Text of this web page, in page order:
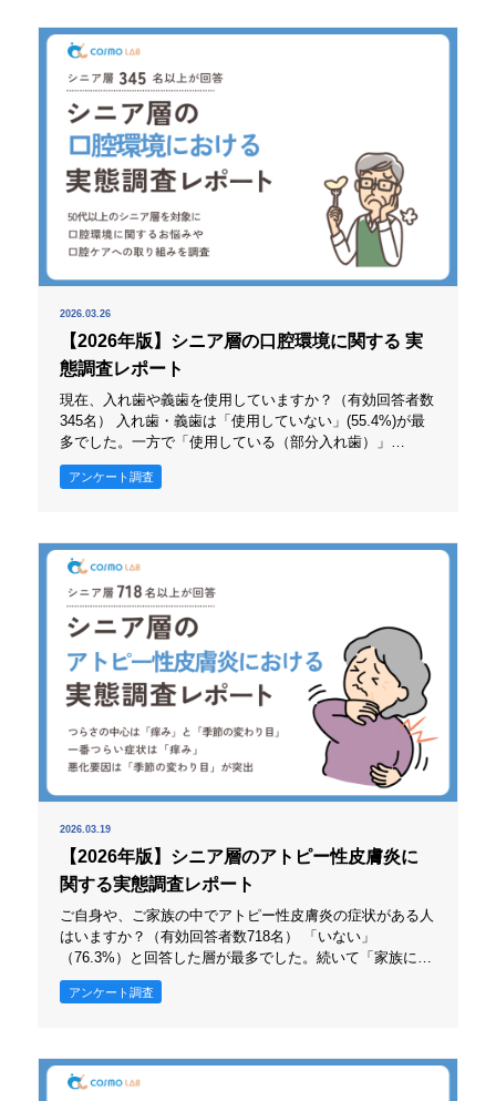
多
2026.03.26
【2026年版】シニア層の口腔環境に関する 実
態調査レポート
現在、入れ歯や義歯を使用していますか？（有効回答者数
345名） 入れ歯・義歯は「使用していない」(55.4%)が最
多でした。一方で「使用している（部分入れ歯）」
(40.3%)、「使用している（総入れ歯）」(4.3%)をあわせ
ると、義歯を前提に生活している層も一定数存在していま
後述す
アンケート調査
2026.03.19
【2026年版】シニア層のアトピー性皮膚炎に
関する実態調査レポート
ご自身や、ご家族の中でアトピー性皮膚炎の症状がある人
はいますか？（有効回答者数718名） 「いない」
（76.3%）と回答した層が最多でした。続いて「家族にい
る」（16.3%）、「自分」（4.2%）、「自分にも家族に
もある」（3.2%）という結果になりました。 このことか
ースは、一定数
アンケート調査